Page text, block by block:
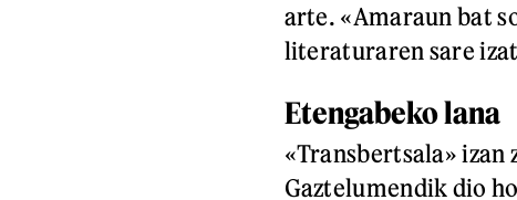
arte. «Amaraun bat
literaturaren sare
Etengabeko lana
«Transbertsala» izan
Gaztelumendik dio